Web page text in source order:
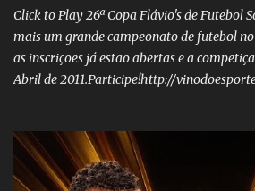
Nome: Victor Hugo de Araújo Veículo:
02: Nome: Custódio Ricardo soares
Click to Play 26ª Copa Flávio's de Futebol
mais um grande campeonato de futebol
as inscrições já estão abertas e a
Abril de 2011.Participe!http://